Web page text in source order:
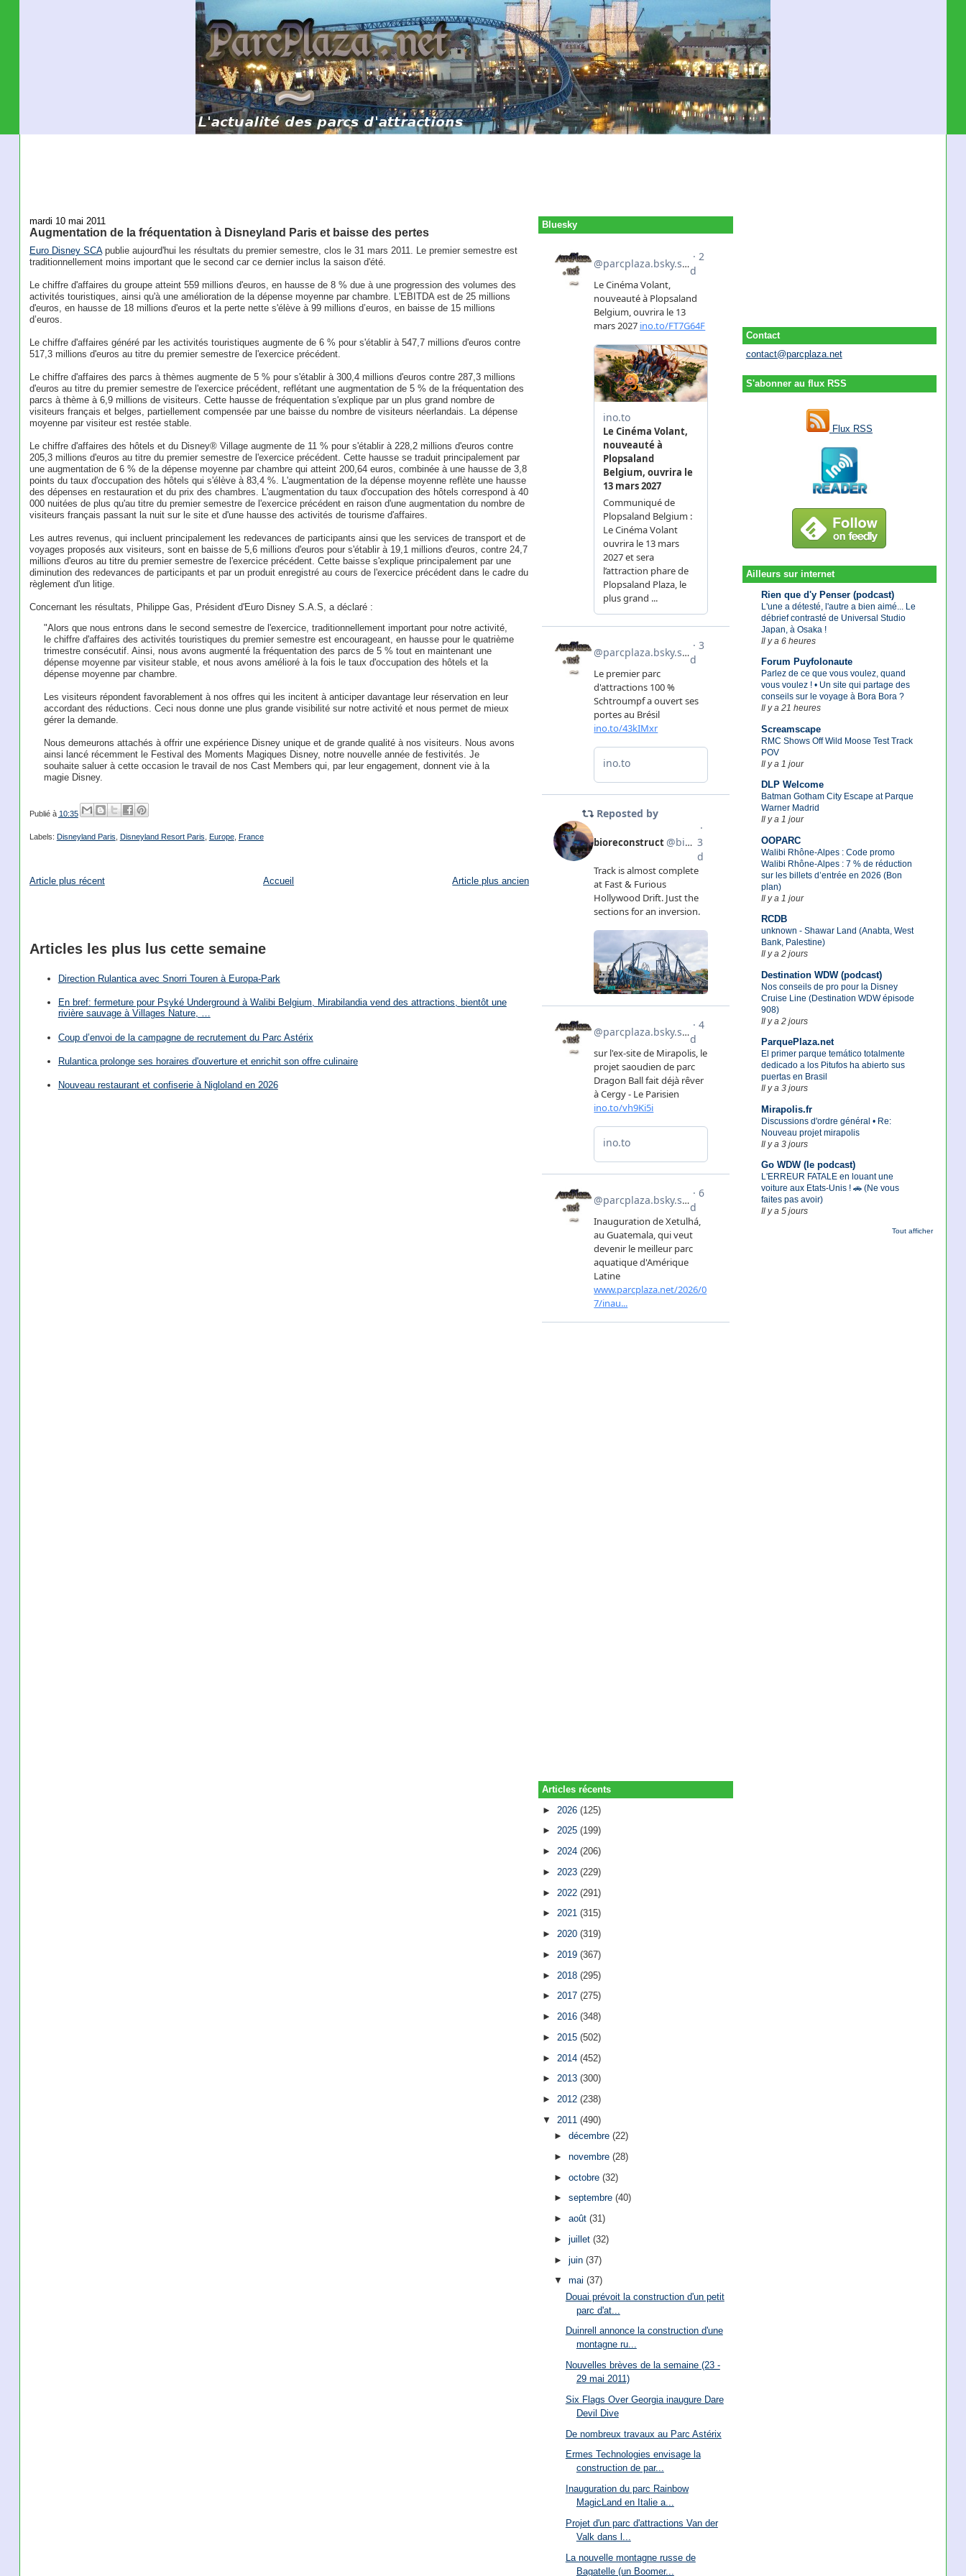
Contact
contact@parcplaza.net
S'abonner au flux RSS
Flux RSS
Ailleurs sur internet
Rien que d'y Penser (podcast)
L'une a détesté, l'autre a bien aimé... Le
débrief contrasté de Universal Studio
Japan, à Osaka !
Il y a 6 heures
Forum Puyfolonaute
Parlez de ce que vous voulez, quand
vous voulez ! • Un site qui partage des
conseils sur le voyage à Bora Bora ?
Il y a 21 heures
Screamscape
RMC Shows Off Wild Moose Test Track
POV
Il y a 1 jour
DLP Welcome
Batman Gotham City Escape at Parque
Warner Madrid
Il y a 1 jour
OOPARC
Walibi Rhône-Alpes : Code promo
Walibi Rhône-Alpes : 7 % de réduction
sur les billets d’entrée en 2026 (Bon
plan)
Il y a 1 jour
RCDB
unknown - Shawar Land (Anabta, West
Bank, Palestine)
Il y a 2 jours
Destination WDW (podcast)
Nos conseils de pro pour la Disney
Cruise Line (Destination WDW épisode
908)
Il y a 2 jours
ParquePlaza.net
El primer parque temático totalmente
dedicado a los Pitufos ha abierto sus
puertas en Brasil
Il y a 3 jours
Mirapolis.fr
Discussions d'ordre général • Re:
Nouveau projet mirapolis
Il y a 3 jours
Go WDW (le podcast)
L'ERREUR FATALE en louant une
voiture aux Etats-Unis ! 🚗 (Ne vous
faites pas avoir)
Il y a 5 jours
Tout afficher
mardi 10 mai 2011
Augmentation de la fréquentation à Disneyland Paris et baisse des pertes
Euro Disney SCApublie aujourd'hui les résultats du premier semestre, clos le 31 mars 2011. Le premier semestre est
traditionnellement moins important que le second car ce dernier inclus la saison d'été.
Le chiffre d'affaires du groupe atteint 559 millions d'euros, en hausse de 8 % due à une progression des volumes des
activités touristiques, ainsi qu'à une amélioration de la dépense moyenne par chambre. L'EBITDA est de 25 millions
d'euros, en hausse de 18 millions d'euros et la perte nette s'élève à 99 millions d’euros, en baisse de 15 millions
d’euros.
Le chiffre d'affaires généré par les activités touristiques augmente de 6 % pour s'établir à 547,7 millions d'euros contre
517,3 millions d'euros au titre du premier semestre de l'exercice précédent.
Le chiffre d'affaires des parcs à thèmes augmente de 5 % pour s'établir à 300,4 millions d'euros contre 287,3 millions
d'euros au titre du premier semestre de l'exercice précédent, reflétant une augmentation de 5 % de la fréquentation des
parcs à thème à 6,9 millions de visiteurs. Cette hausse de fréquentation s'explique par un plus grand nombre de
visiteurs français et belges, partiellement compensée par une baisse du nombre de visiteurs néerlandais. La dépense
moyenne par visiteur est restée stable.
Le chiffre d'affaires des hôtels et du Disney® Village augmente de 11 % pour s'établir à 228,2 millions d'euros contre
205,3 millions d'euros au titre du premier semestre de l'exercice précédent. Cette hausse se traduit principalement par
une augmentation de 6 % de la dépense moyenne par chambre qui atteint 200,64 euros, combinée à une hausse de 3,8
points du taux d'occupation des hôtels qui s'élève à 83,4 %. L'augmentation de la dépense moyenne reflète une hausse
des dépenses en restauration et du prix des chambres. L'augmentation du taux d'occupation des hôtels correspond à 40
000 nuitées de plus qu'au titre du premier semestre de l'exercice précédent en raison d'une augmentation du nombre de
visiteurs français passant la nuit sur le site et d'une hausse des activités de tourisme d'affaires.
Les autres revenus, qui incluent principalement les redevances de participants ainsi que les services de transport et de
voyages proposés aux visiteurs, sont en baisse de 5,6 millions d'euros pour s'établir à 19,1 millions d'euros, contre 24,7
millions d'euros au titre du premier semestre de l'exercice précédent. Cette baisse s'explique principalement par une
diminution des redevances de participants et par un produit enregistré au cours de l'exercice précédent dans le cadre du
règlement d'un litige.
Concernant les résultats, Philippe Gas, Président d'Euro Disney S.A.S, a déclaré :
"Alors que nous entrons dans le second semestre de l'exercice, traditionnellement important pour notre activité,
le chiffre d'affaires des activités touristiques du premier semestre est encourageant, en hausse pour le quatrième
trimestre consécutif. Ainsi, nous avons augmenté la fréquentation des parcs de 5 % tout en maintenant une
dépense moyenne par visiteur stable, et nous avons amélioré à la fois le taux d'occupation des hôtels et la
dépense moyenne par chambre.
Les visiteurs répondent favorablement à nos offres qui les incitent à anticiper davantage leur réservation en leur
accordant des réductions. Ceci nous donne une plus grande visibilité sur notre activité et nous permet de mieux
gérer la demande.
Nous demeurons attachés à offrir une expérience Disney unique et de grande qualité à nos visiteurs. Nous avons
ainsi lancé récemment le Festival des Moments Magiques Disney, notre nouvelle année de festivités. Je
souhaite saluer à cette occasion le travail de nos Cast Members qui, par leur engagement, donnent vie à la
magie Disney.
Publié à 10:35
Labels: Disneyland Paris Disneyland Resort Paris Europe, France
Article plus récent Article plus ancien
Accueil
Articles les plus lus cette semaine
Direction Rulantica avec Snorri Touren à Europa-Park
En bref: fermeture pour Psyké Underground à Walibi Belgium, Mirabilandia vend des attractions, bientôt une
rivière sauvage à Villages Nature, …
Coup d’envoi de la campagne de recrutement du Parc Astérix
Rulantica prolonge ses horaires d'ouverture et enrichit son offre culinaire
Nouveau restaurant et confiserie à Nigloland en 2026
Bluesky
Articles récents
► 2026(125)
►2025(199)
►2024(206)
► 2023(229)
► 2022(291)
►2021(315)
►2020(319)
► 2019(367)
► 2018(295)
►2017(275)
►2016(348)
► 2015(502)
► 2014(452)
►2013(300)
►2012(238)
▼ 2011(490)
► décembre (22)
► novembre (28)
► octobre (32)
► septembre (40)
► août (31)
► juillet (32)
► juin (37)
▼ mai (37)
Douai prévoit la construction d'un petit
parc d'at...
Duinrell annonce la construction d'une
montagne ru...
Nouvelles brèves de la semaine (23 -
29 mai 2011)
Six Flags Over Georgia inaugure Dare
Devil Dive
De nombreux travaux au Parc Astérix
Ermes Technologies envisage la
construction de par...
Inauguration du parc Rainbow
MagicLand en Italie a...
Projet d'un parc d'attractions Van der
Valk dans l...
La nouvelle montagne russe de
Bagatelle (un Boomer...